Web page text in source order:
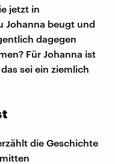
jetzt in
Johanna beugt und
dagegen
Für Johanna ist
sei ein ziemlich
die Geschichte